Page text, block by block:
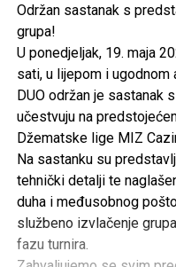
Održan sastanak s
grupa!
U ponedjeljak, 19. maja
sati, u lijepom i ugodnom
DUO održan je sastanak
učestvuju na
Džematske lige MIZ
Na sastanku su
tehnički detalji te
duha i međusobnog
službeno izvlačenje
fazu turnira.